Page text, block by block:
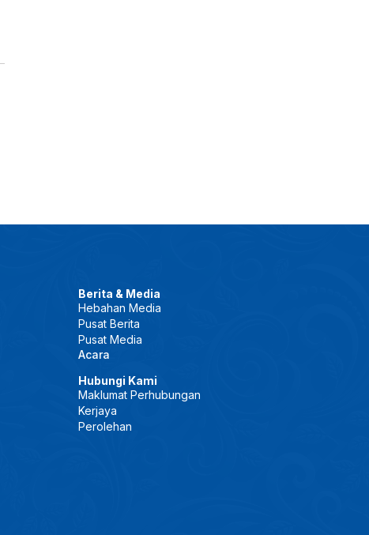
Berita & Media
Hebahan Media
Pusat Berita
Pusat Media
Acara
Hubungi Kami
Maklumat Perhubungan
Kerjaya
Perolehan